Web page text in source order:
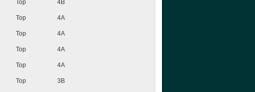
Top 4B
Top 4A
Top 4A
Top 4A
Top 4A
Top 3B